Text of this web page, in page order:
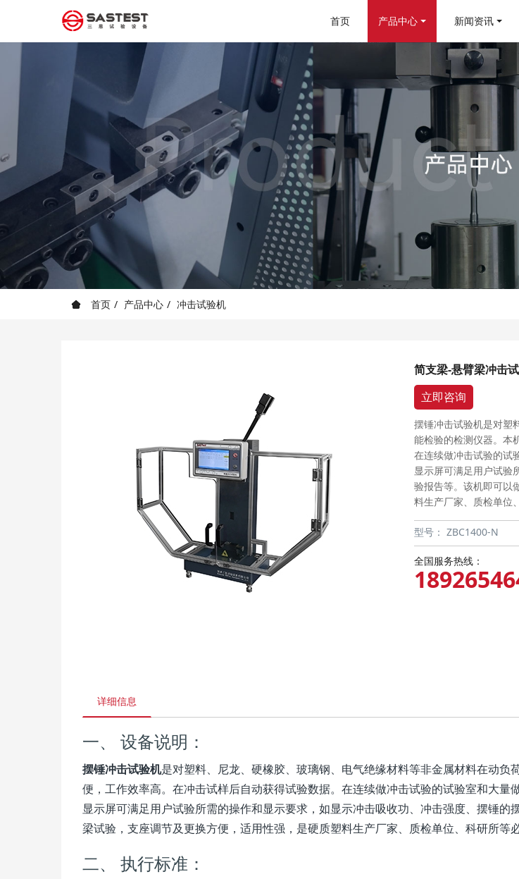
首页 产品中心 新闻资讯
首页 产品中心 冲击试验机
简支梁-悬臂梁冲击
立即咨询
摆锤冲击试验机是对塑
能检验的检测仪器。本
在连续做冲击试验的试
显示屏可满足用户试验
验报告等。该机即可以
料生产厂家、质检单位
型号： ZBC1400-N
全国服务热线：
详细信息
一、 设备说明：
摆锤冲击试验机是对塑料、尼龙、硬橡胶、玻璃钢、电气绝缘材料等非金属材料在动
便，工作效率高。在冲击试样后自动获得试验数据。在连续做冲击试验的试验室和大
显示屏可满足用户试验所需的操作和显示要求，如显示冲击吸收功、冲击强度、摆锤
梁试验，支座调节及更换方便，适用性强，是硬质塑料生产厂家、质检单位、科研所等
二、 执行标准：